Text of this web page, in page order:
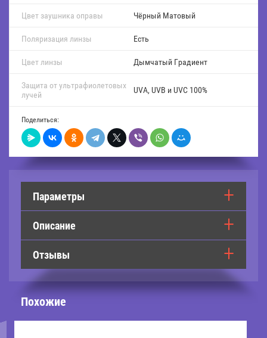
Цвет заушника оправы Чёрный Матовый
Поляризация линзы Есть
Цвет линзы Дымчатый Градиент
Защита от ультрафиолетовых
лучей
UVA, UVB и UVC 100%
Поделиться:
Параметры
Описание
Отзывы
Похожие